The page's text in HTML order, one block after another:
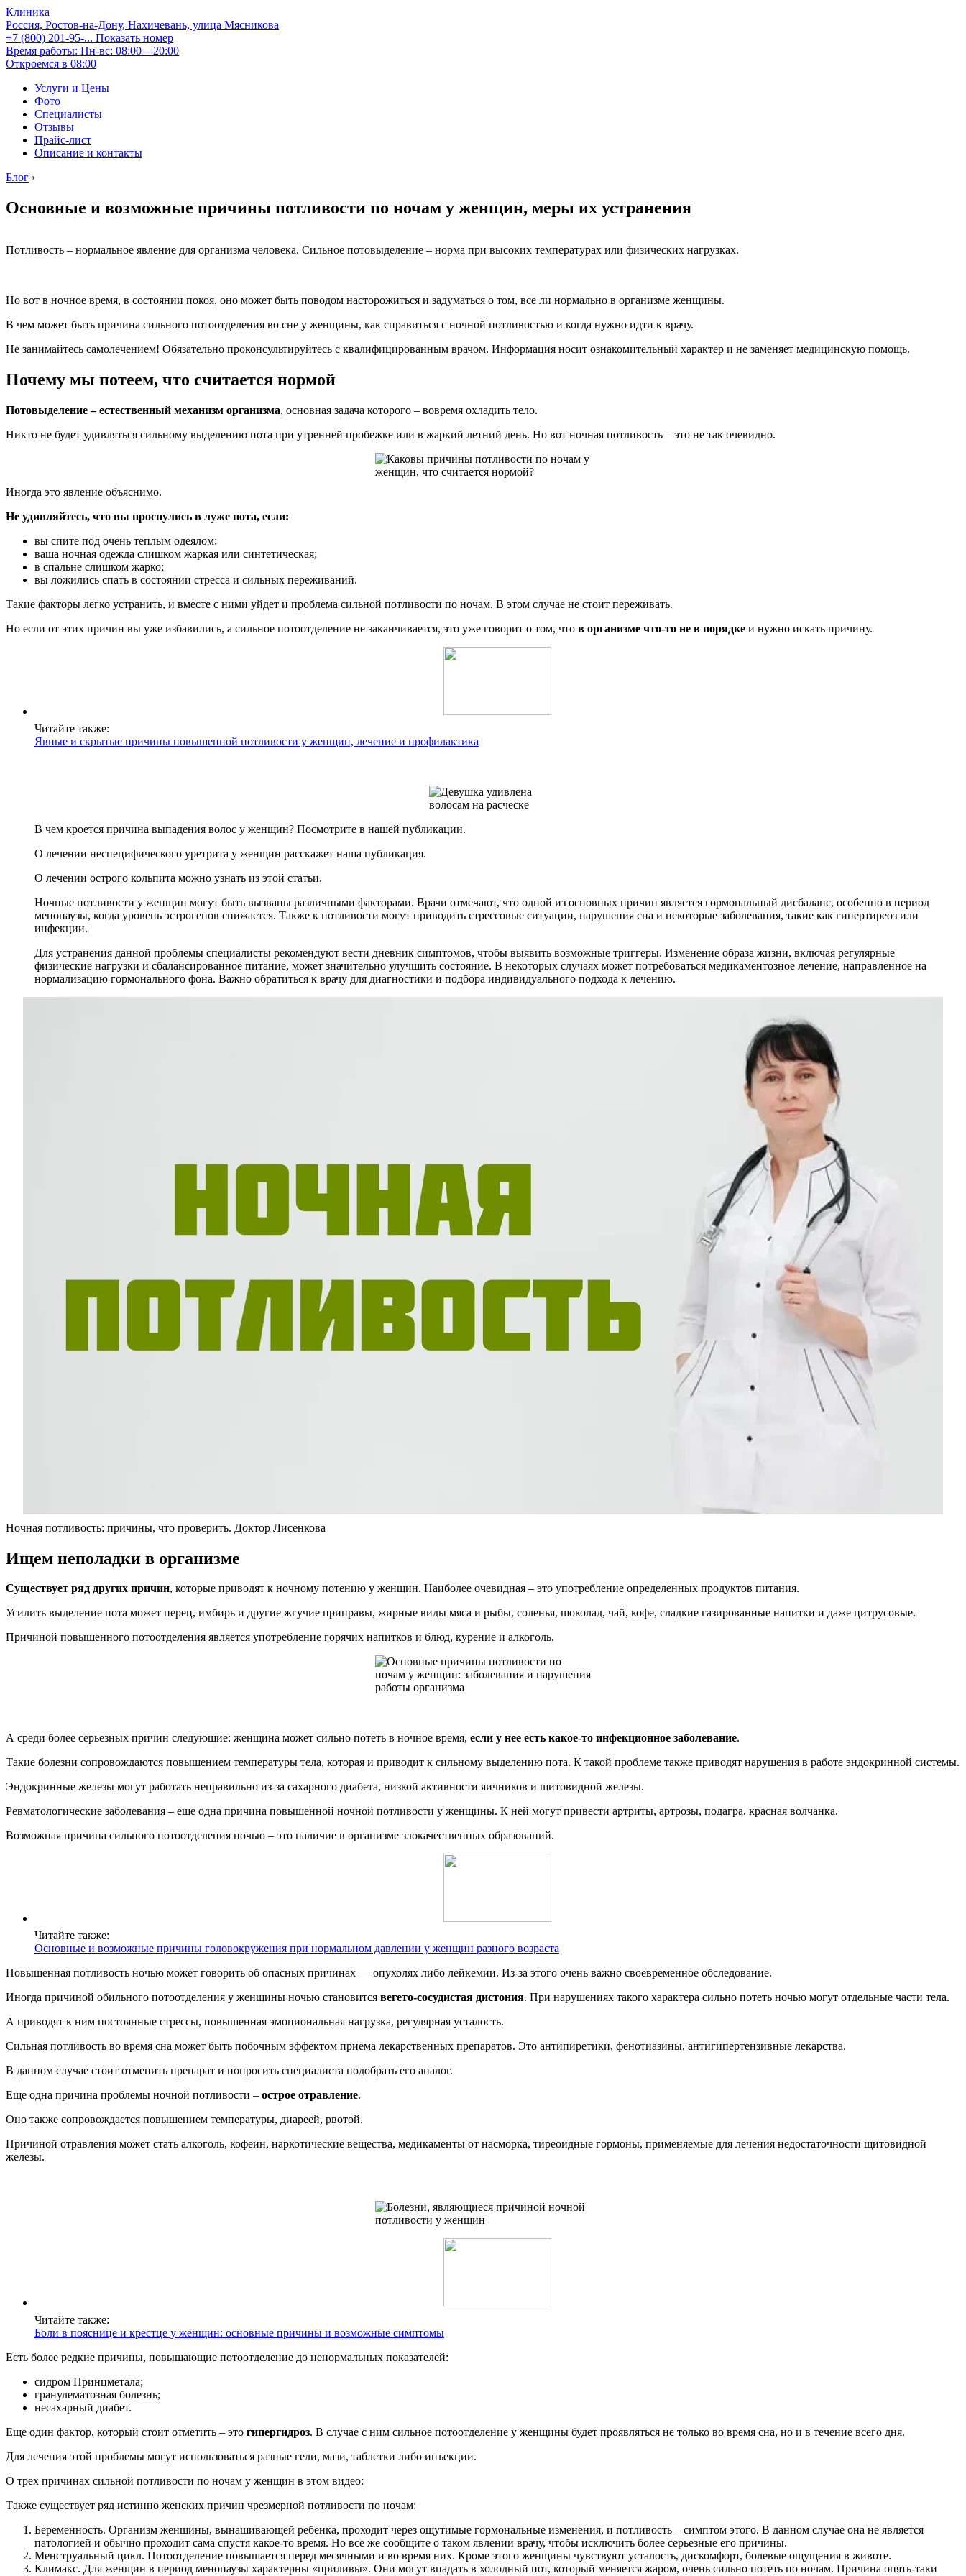
Клиника
Россия, Ростов-на-Дону, Нахичевань, улица Мясникова
+7 (800) 201-95-... Показать номер
Время работы: Пн-вс: 08:00—20:00
Откроемся в 08:00
Услуги и Цены
Фото
Специалисты
Отзывы
Прайс-лист
Описание и контакты
Блог ›
Основные и возможные причины потливости по ночам у женщин, меры их устранения
Потливость – нормальное явление для организма человека. Сильное потовыделение – норма при высоких температурах или физических нагрузках.
Но вот в ночное время, в состоянии покоя, оно может быть поводом насторожиться и задуматься о том, все ли нормально в организме женщины.
В чем может быть причина сильного потоотделения во сне у женщины, как справиться с ночной потливостью и когда нужно идти к врачу.
Не занимайтесь самолечением! Обязательно проконсультируйтесь с квалифицированным врачом. Информация носит ознакомительный характер и не заменяет медицинскую помощь.
Почему мы потеем, что считается нормой
Потовыделение – естественный механизм организма, основная задача которого – вовремя охладить тело.
Никто не будет удивляться сильному выделению пота при утренней пробежке или в жаркий летний день. Но вот ночная потливость – это не так очевидно.
Иногда это явление объяснимо.
Не удивляйтесь, что вы проснулись в луже пота, если:
вы спите под очень теплым одеялом;
ваша ночная одежда слишком жаркая или синтетическая;
в спальне слишком жарко;
вы ложились спать в состоянии стресса и сильных переживаний.
Такие факторы легко устранить, и вместе с ними уйдет и проблема сильной потливости по ночам. В этом случае не стоит переживать.
Но если от этих причин вы уже избавились, а сильное потоотделение не заканчивается, это уже говорит о том, что в организме что-то не в порядке и нужно искать причину.
Читайте также:
Явные и скрытые причины повышенной потливости у женщин, лечение и профилактика
В чем кроется причина выпадения волос у женщин? Посмотрите в нашей публикации.
О лечении неспецифического уретрита у женщин расскажет наша публикация.
О лечении острого кольпита можно узнать из этой статьи.
Ночные потливости у женщин могут быть вызваны различными факторами. Врачи отмечают, что одной из основных причин является гормональный дисбаланс, особенно в период
менопаузы, когда уровень эстрогенов снижается. Также к потливости могут приводить стрессовые ситуации, нарушения сна и некоторые заболевания, такие как гипертиреоз или
инфекции.
Для устранения данной проблемы специалисты рекомендуют вести дневник симптомов, чтобы выявить возможные триггеры. Изменение образа жизни, включая регулярные
физические нагрузки и сбалансированное питание, может значительно улучшить состояние. В некоторых случаях может потребоваться медикаментозное лечение, направленное на
нормализацию гормонального фона. Важно обратиться к врачу для диагностики и подбора индивидуального подхода к лечению.
Ночная потливость: причины, что проверить. Доктор Лисенкова
Ищем неполадки в организме
Существует ряд других причин, которые приводят к ночному потению у женщин. Наиболее очевидная – это употребление определенных продуктов питания.
Усилить выделение пота может перец, имбирь и другие жгучие приправы, жирные виды мяса и рыбы, соленья, шоколад, чай, кофе, сладкие газированные напитки и даже цитрусовые.
Причиной повышенного потоотделения является употребление горячих напитков и блюд, курение и алкоголь.
А среди более серьезных причин следующие: женщина может сильно потеть в ночное время, если у нее есть какое-то инфекционное заболевание.
Такие болезни сопровождаются повышением температуры тела, которая и приводит к сильному выделению пота. К такой проблеме также приводят нарушения в работе эндокринной системы.
Эндокринные железы могут работать неправильно из-за сахарного диабета, низкой активности яичников и щитовидной железы.
Ревматологические заболевания – еще одна причина повышенной ночной потливости у женщины. К ней могут привести артриты, артрозы, подагра, красная волчанка.
Возможная причина сильного потоотделения ночью – это наличие в организме злокачественных образований.
Читайте также:
Основные и возможные причины головокружения при нормальном давлении у женщин разного возраста
Повышенная потливость ночью может говорить об опасных причинах — опухолях либо лейкемии. Из-за этого очень важно своевременное обследование.
Иногда причиной обильного потоотделения у женщины ночью становится вегето-сосудистая дистония. При нарушениях такого характера сильно потеть ночью могут отдельные части тела.
А приводят к ним постоянные стрессы, повышенная эмоциональная нагрузка, регулярная усталость.
Сильная потливость во время сна может быть побочным эффектом приема лекарственных препаратов. Это антипиретики, фенотиазины, антигипертензивные лекарства.
В данном случае стоит отменить препарат и попросить специалиста подобрать его аналог.
Еще одна причина проблемы ночной потливости – острое отравление.
Оно также сопровождается повышением температуры, диареей, рвотой.
Причиной отравления может стать алкоголь, кофеин, наркотические вещества, медикаменты от насморка, тиреоидные гормоны, применяемые для лечения недостаточности щитовидной
железы.
Читайте также:
Боли в пояснице и крестце у женщин: основные причины и возможные симптомы
Есть более редкие причины, повышающие потоотделение до ненормальных показателей:
сидром Принцметала;
гранулематозная болезнь;
несахарный диабет.
Еще один фактор, который стоит отметить – это гипергидроз. В случае с ним сильное потоотделение у женщины будет проявляться не только во время сна, но и в течение всего дня.
Для лечения этой проблемы могут использоваться разные гели, мази, таблетки либо инъекции.
О трех причинах сильной потливости по ночам у женщин в этом видео:
Также существует ряд истинно женских причин чрезмерной потливости по ночам:
Беременность. Организм женщины, вынашивающей ребенка, проходит через ощутимые гормональные изменения, и потливость – симптом этого. В данном случае она не является
патологией и обычно проходит сама спустя какое-то время. Но все же сообщите о таком явлении врачу, чтобы исключить более серьезные его причины.
Менструальный цикл. Потоотделение повышается перед месячными и во время них. Кроме этого женщины чувствуют усталость, дискомфорт, болевые ощущения в животе.
Климакс. Для женщин в период менопаузы характерны «приливы». Они могут впадать в холодный пот, который меняется жаром, очень сильно потеть по ночам. Причина опять-таки